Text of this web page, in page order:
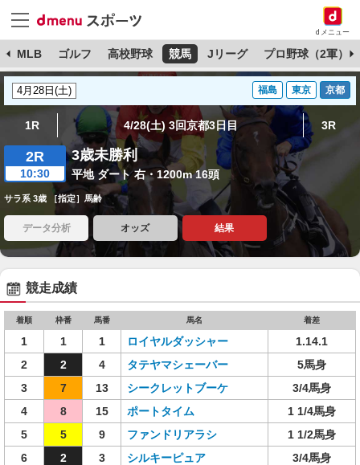
dメニュー
MLB ゴルフ 高校野球 競馬 Jリーグ プロ野球（2軍）
福島 東京 京都
1R 4/28(土) 3回京都3日目 3R
2R
10:30
3歳未勝利
平地 ダート 右・1200m 16頭
サラ系 3歳 ［指定］馬齢
データ分析 オッズ 結果
競走成績
着順 枠番 馬番 馬名 着差
1 1 1 ロイヤルダッシャー
1.14.1
2
2 4 タテヤマシェーバー
5馬身
3
7 13 シークレットブーケ
3/4馬身
4
8 15 ポートタイム
1 1/4馬身
5
5 9 ファンドリアラシ
1 1/2馬身
6
2 3 シルキーピュア
3/4馬身